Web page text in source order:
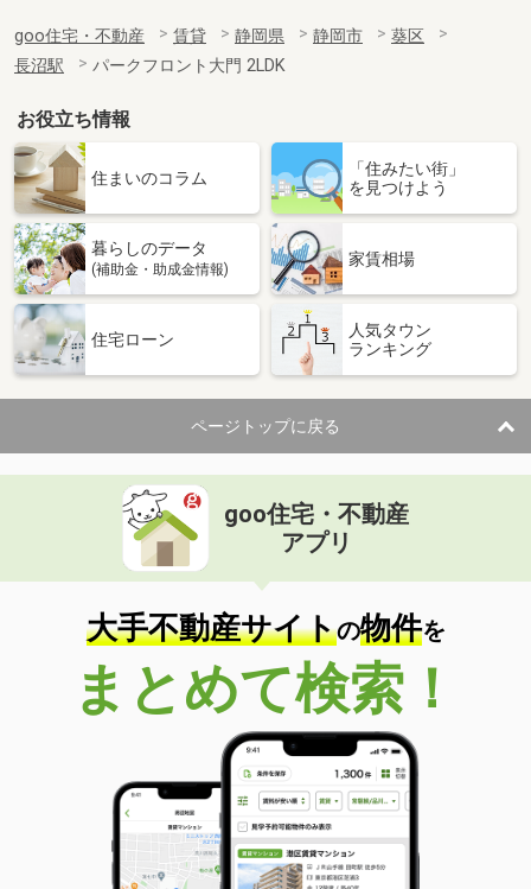
goo住宅・不動産 賃貸 静岡県 静岡市
葵区
長沼駅
パークフロント大門 2LDK
お役立ち情報
住まいのコラム
「住みたい街」
を見つけよう
暮らしのデータ
(補助金・助成金情報)
家賃相場
住宅ローン
人気タウン
ランキング
ページトップに戻る
goo住宅・不動産
アプリ
大手不動産サイトの物件を
まとめて検索！